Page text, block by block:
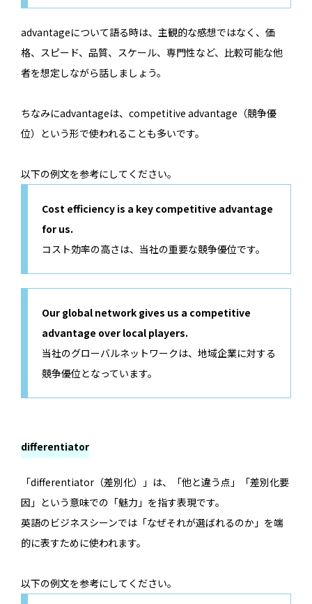
advantageについて語る時は、主観的な感想ではなく、価
格、スピード、品質、スケール、専門性など、比較可能な他
者を想定しながら話しましょう。
ちなみにadvantageは、competitive advantage（競争優
位）という形で使われることも多いです。
以下の例文を参考にしてください。
Cost efficiency is a key competitive advantage
for us.
コスト効率の高さは、当社の重要な競争優位です。
Our global network gives us a competitive
advantage over local players.
当社のグローバルネットワークは、地域企業に対する
競争優位となっています。
differentiator
「differentiator（差別化）」は、「他と違う点」「差別化要
因」という意味での「魅力」を指す表現です。
英語のビジネスシーンでは「なぜそれが選ばれるのか」を端
的に表すために使われます。
以下の例文を参考にしてください。